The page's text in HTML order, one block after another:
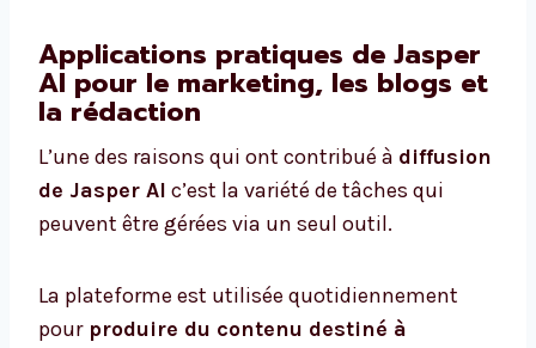
Applications pratiques de Jasper
AI pour le marketing, les blogs et
la rédaction
L’une des raisons qui ont contribué à diffusion
de Jasper AI c’est la variété de tâches qui
peuvent être gérées via un seul outil.
La plateforme est utilisée quotidiennement
pourproduire du contenu destiné à